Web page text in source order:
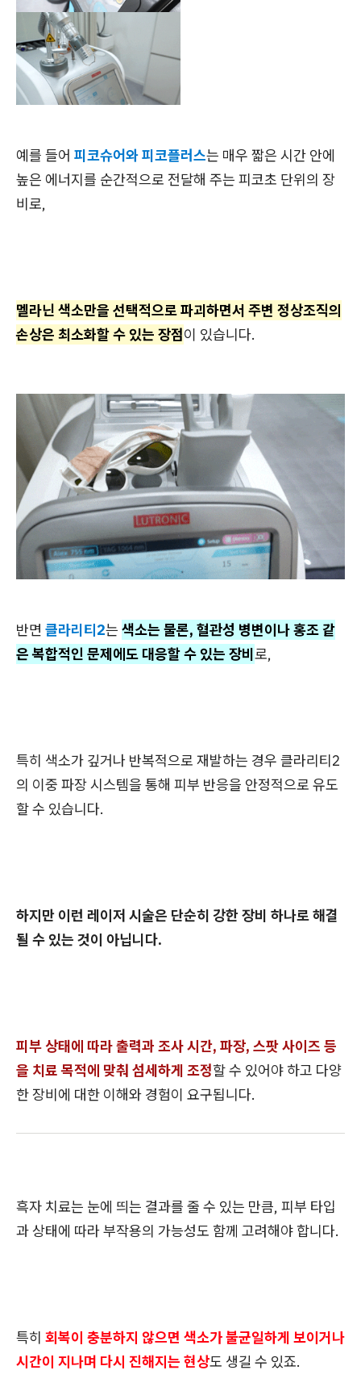
예를 들어 피코슈어와 피코플러스는 매우 짧은 시간 안에
높은 에너지를 순간적으로 전달해 주는 피코초 단위의 장
비로,
멜라닌 색소만을 선택적으로 파괴하면서 주변 정상조직의
손상은 최소화할 수 있는 장점이 있습니다.
반면 클라리티2는 색소는 물론, 혈관성 병변이나 홍조 같
은 복합적인 문제에도 대응할 수 있는 장비로,
특히 색소가 깊거나 반복적으로 재발하는 경우 클라리티2
의 이중 파장 시스템을 통해 피부 반응을 안정적으로 유도
할 수 있습니다.
하지만 이런 레이저 시술은 단순히 강한 장비 하나로 해결
될 수 있는 것이 아닙니다.
피부 상태에 따라 출력과 조사 시간, 파장, 스팟 사이즈 등
을 치료 목적에 맞춰 섬세하게 조정할 수 있어야 하고 다양
한 장비에 대한 이해와 경험이 요구됩니다.
흑자 치료는 눈에 띄는 결과를 줄 수 있는 만큼, 피부 타입
과 상태에 따라 부작용의 가능성도 함께 고려해야 합니다.
특히 회복이 충분하지 않으면 색소가 불균일하게 보이거나
시간이 지나며 다시 진해지는 현상도 생길 수 있죠.